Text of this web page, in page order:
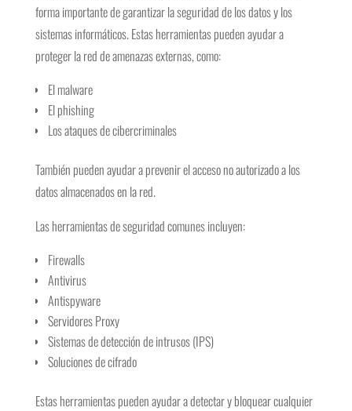
forma importante de garantizar la seguridad de los datos y los
sistemas informáticos. Estas herramientas pueden ayudar a
proteger la red de amenazas externas, como:
El malware
El phishing
Los ataques de cibercriminales
También pueden ayudar a prevenir el acceso no autorizado a los
datos almacenados en la red.
Las herramientas de seguridad comunes incluyen:
Firewalls
Antivirus
Antispyware
Servidores Proxy
Sistemas de detección de intrusos (IPS)
Soluciones de cifrado
Estas herramientas pueden ayudar a detectar y bloquear cualquier